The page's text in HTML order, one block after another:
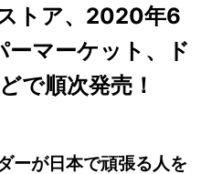
トア、2020年6
ーマーケット、ド
で順次発売！
ーが日本で頑張る人を